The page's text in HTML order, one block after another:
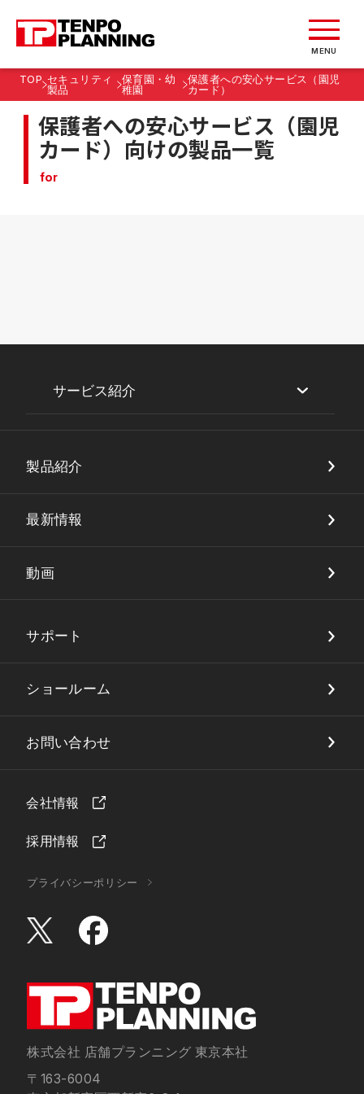
MENU
TOP セキュリティ
製品
保育園・幼
稚園
保護者への安心サービス（園児
カード）
保護者への安心サービス（園児
カード）向けの製品一覧
for
株式会社 店舗プランニング 東京本社
〒163-6004
プライバシーポリシー
サービス紹介
DX・店舗ソリューション
製品紹介
最新情報
動画
サポート
ショールーム
お問い合わせ
会社情報
採用情報